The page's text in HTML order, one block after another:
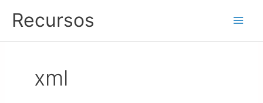
contenido
Recursos
xml